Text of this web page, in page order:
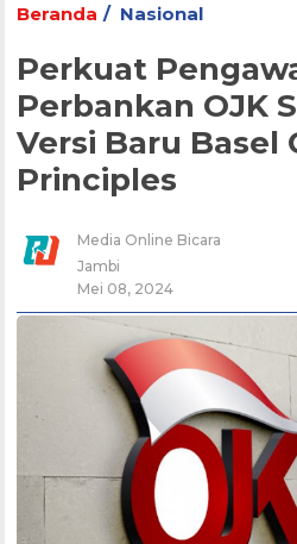
Beranda Nasional
Perkuat
Perbankan OJK
Versi Baru Basel
Principles
Media Online Bicara
Jambi
Mei 08, 2024